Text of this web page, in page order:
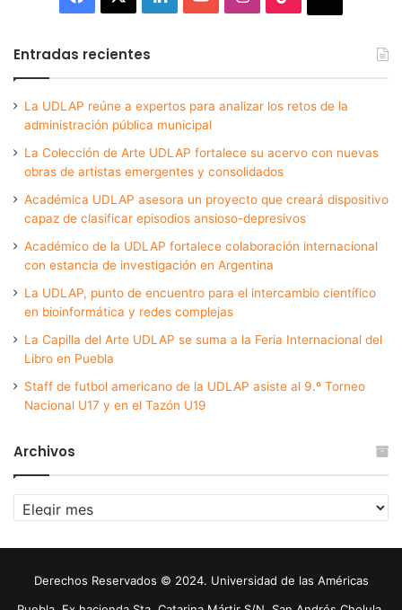
Entradas recientes
La UDLAP reúne a expertos para analizar los retos de la
administración pública municipal
La Colección de Arte UDLAP fortalece su acervo con nuevas
obras de artistas emergentes y consolidados
Académica UDLAP asesora un proyecto que creará dispositivo
capaz de clasificar episodios ansioso-depresivos
Académico de la UDLAP fortalece colaboración internacional
con estancia de investigación en Argentina
La UDLAP, punto de encuentro para el intercambio científico
en bioinformática y redes complejas
La Capilla del Arte UDLAP se suma a la Feria Internacional del
Libro en Puebla
Staff de futbol americano de la UDLAP asiste al 9.º Torneo
Nacional U17 y en el Tazón U19
Archivos
Archivos
Derechos Reservados © 2024. Universidad de las Américas